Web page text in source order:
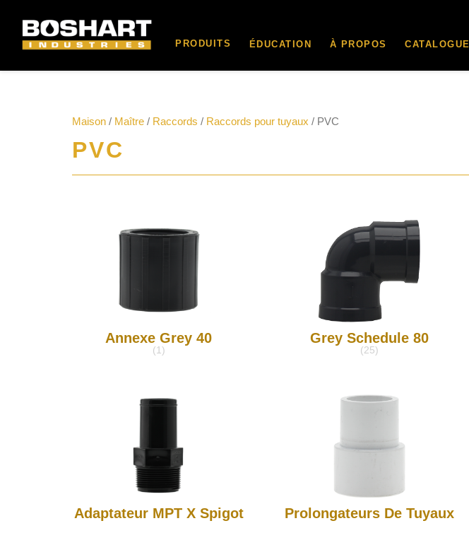
PRODUITS ÉDUCATION À PROPOS CATALOGUE
Maison / Maître / Raccords / Raccords pour tuyaux / PVC
PVC
Annexe Grey 40
(1)
Grey Schedule 80
(25)
Adaptateur MPT X Spigot Prolongateurs De Tuyaux